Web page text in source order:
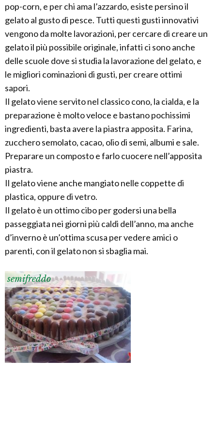
pop-corn, e per chi ama l’azzardo, esiste persino il
gelato al gusto di pesce. Tutti questi gusti innovativi
vengono da molte lavorazioni, per cercare di creare un
gelato il più possibile originale, infatti ci sono anche
delle scuole dove si studia la lavorazione del gelato, e
le migliori cominazioni di gusti, per creare ottimi
sapori.
Il gelato viene servito nel classico cono, la cialda, e la
preparazione è molto veloce e bastano pochissimi
ingredienti, basta avere la piastra apposita. Farina,
zucchero semolato, cacao, olio di semi, albumi e sale.
Preparare un composto e farlo cuocere nell’apposita
piastra.
Il gelato viene anche mangiato nelle coppette di
plastica, oppure di vetro.
Il gelato è un ottimo cibo per godersi una bella
passeggiata nei giorni più caldi dell’anno, ma anche
d’inverno è un’ottima scusa per vedere amici o
parenti, con il gelato non si sbaglia mai.
semifreddo